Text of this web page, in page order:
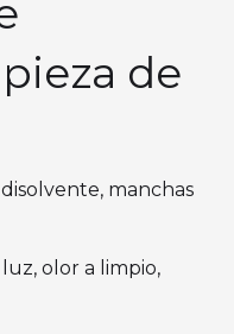
de
manchas
olor a limpio,